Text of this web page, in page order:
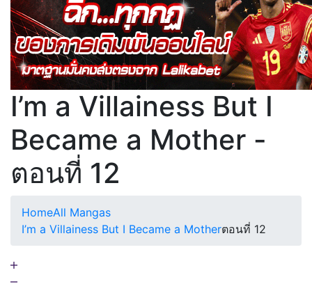
I’m a Villainess But I
Became a Mother -
ตอนที่ 12
HomeAll Mangas
I’m a Villainess But I Became a Motherตอนที่ 12